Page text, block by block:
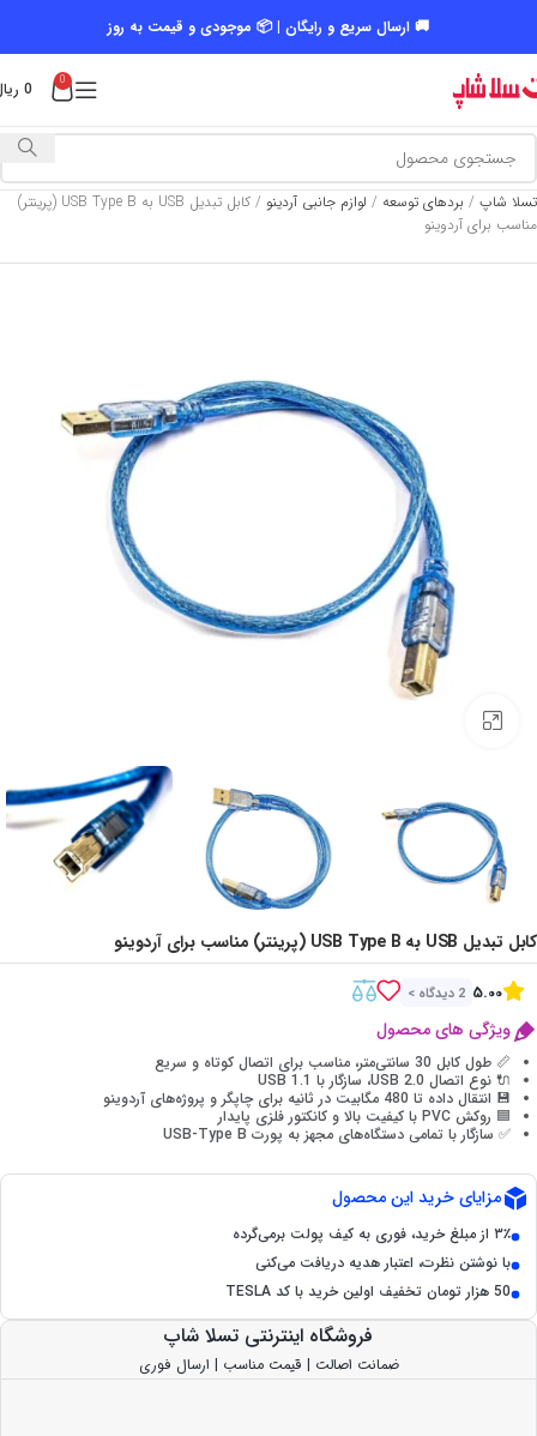
🚚 ارسال سریع و رایگان | 📦 موجودی و قیمت به روز
0
0
تسلا شاپ / بردهای توسعه / لوازم جانبی آردینو /
کابل تبدیل USB به USB Type B (پرینتر)
مناسب برای آردوینو
کابل تبدیل USB به USB Type B (پرینتر) مناسب برای آردوینو
5.00 2 دیدگاه >
ویژگی های محصول
📏 طول کابل 30 سانتی‌متر، مناسب برای اتصال کوتاه و سریع
🔌 نوع اتصال USB 2.0، سازگار با USB 1.1
💾 انتقال داده تا 480 مگابیت در ثانیه برای چاپگر و پروژه‌های آردوینو
🟦 روکش PVC با کیفیت بالا و کانکتور فلزی پایدار
✅ سازگار با تمامی دستگاه‌های مجهز به پورت USB-Type B
مزایای خرید این محصول
۳٪ از مبلغ خرید، فوری به کیف پولت برمی‌گرده
با نوشتن نظرت، اعتبار هدیه دریافت می‌کنی
50 هزار تومان تخفیف اولین خرید با کد TESLA
فروشگاه اینترنتی تسلا شاپ
ضمانت اصالت | قیمت مناسب | ارسال فوری